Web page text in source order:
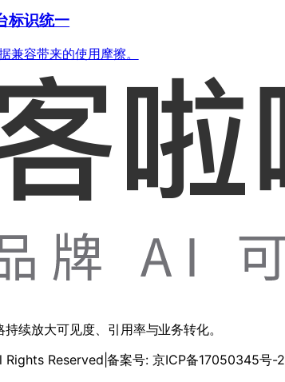
标识统一
兼容带来的使用摩擦。
续放大可见度、引用率与业务转化。
Reserved |备案号: 京ICP备17050345号-2